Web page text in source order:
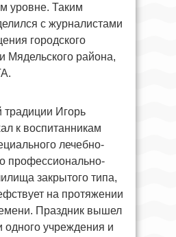
уровне. Таким
с журналистами
городского
Мядельского района,
традиции Игорь
к воспитанникам
лечебно-
профессионально-
закрытого типа,
на протяжении
Праздник вышел
одного учреждения и